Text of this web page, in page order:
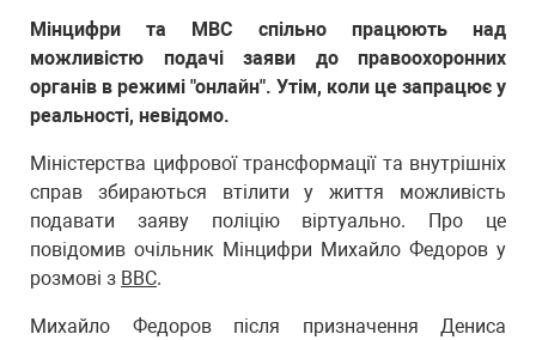
Мінцифри та МВС спільно працюють над
можливістю подачі заяви до правоохоронних
органів в режимі "онлайн". Утім, коли це запрацює у
реальності, невідомо.
Міністерства цифрової трансформації та внутрішніх
справ збираються втілити у життя можливість
подавати заяву поліцію віртуально. Про це
повідомив очільник Мінцифри Михайло Федоров у
розмові з BBC.
Михайло Федоров після призначення Дениса